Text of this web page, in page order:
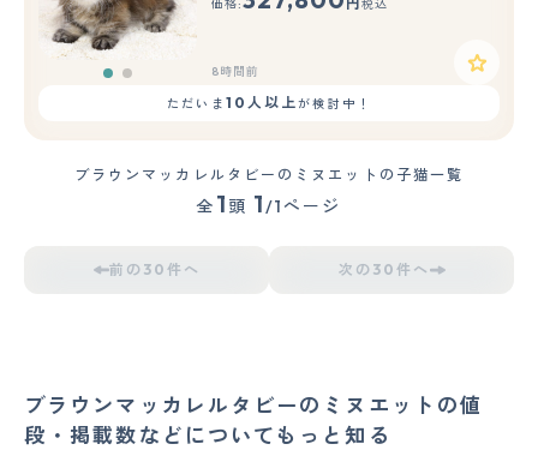
価格: 税込
8時間前
ただいま 10人以上が検討中！
ブラウンマッカレルタビーのミヌエットの子猫一覧
全 1 頭 1/1ページ
前の30件へ 次の30件へ
ブラウンマッカレルタビーのミヌエットの値
段・掲載数などについてもっと知る